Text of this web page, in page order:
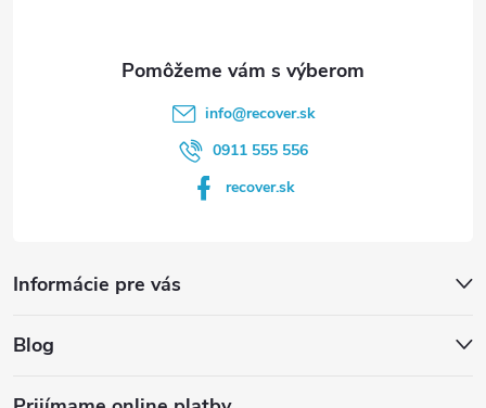
info@recover.sk
0911 555 556
recover.sk
Informácie pre vás
Blog